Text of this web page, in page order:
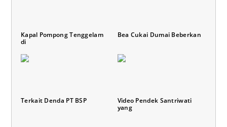
Kapal Pompong Tenggelam
di
Bea Cukai Dumai Beberkan
Terkait Denda PT BSP
Video Pendek Santriwati
yang